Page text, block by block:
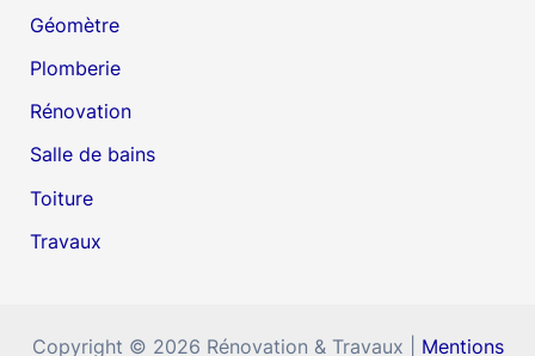
Géomètre
Plomberie
Rénovation
Salle de bains
Toiture
Travaux
Copyright © 2026 Rénovation & Travaux | Mentions